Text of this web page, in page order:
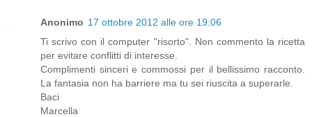
Anonimo 17 ottobre 2012 alle ore 19:06
Ti scrivo con il computer "risorto". Non commento la ricetta
per evitare conflitti di interesse.
Complimenti sinceri e commossi per il bellissimo racconto.
La fantasia non ha barriere ma tu sei riuscita a superarle.
Baci
Marcella